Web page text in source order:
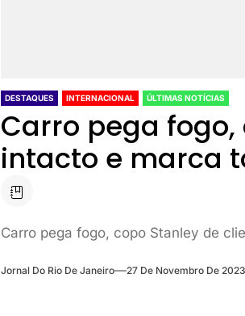
DESTAQUES INTERNACIONAL ÚLTIMAS NOTÍCIAS
Carro pega
intacto e marca
Carro pega fogo, copo Stanley de
Jornal Do Rio De Janeiro 27 De Novembro De 2023